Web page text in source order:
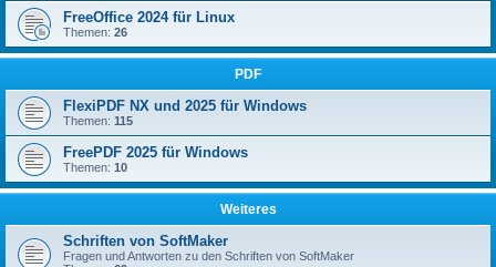
FreeOffice 2024 für Linux
Themen: 26
PDF
FlexiPDF NX und 2025 für Windows
Themen: 115
FreePDF 2025 für Windows
Themen: 10
Weiteres
Schriften von SoftMaker
Fragen und Antworten zu den Schriften von SoftMaker